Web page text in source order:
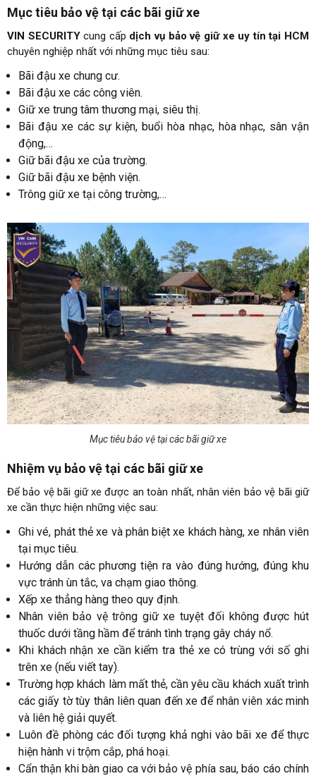
Mục tiêu bảo vệ tại các bãi giữ xe
VIN SECURITYcung cấp dịch vụ bảo vệ giữ xe uy tín tại HCM
chuyên nghiệp nhất với những mục tiêu sau:
Bãi đậu xe chung cư.
Bãi đậu xe các công viên.
Giữ xe trung tâm thương mại, siêu thị.
Bãi đậu xe các sự kiện, buổi hòa nhạc, hòa nhạc, sân vận
động,…
Giữ bãi đậu xe của trường.
Giữ bãi đậu xe bệnh viện.
Trông giữ xe tại công trường,…
Mục tiêu bảo vệ tại các bãi giữ xe
Nhiệm vụ bảo vệ tại các bãi giữ xe
Để bảo vệ bãi giữ xe được an toàn nhất, nhân viên bảo vệ bãi giữ
xe cần thực hiện những việc sau:
Ghi vé, phát thẻ xe và phân biệt xe khách hàng, xe nhân viên
tại mục tiêu.
Hướng dẫn các phương tiện ra vào đúng hướng, đúng khu
vực tránh ùn tắc, va chạm giao thông.
Xếp xe thẳng hàng theo quy định.
Nhân viên bảo vệ trông giữ xe tuyệt đối không được hút
thuốc dưới tầng hầm để tránh tình trạng gây cháy nổ.
Khi khách nhận xe cần kiểm tra thẻ xe có trùng với số ghi
trên xe (nếu viết tay).
Trường hợp khách làm mất thẻ, cần yêu cầu khách xuất trình
các giấy tờ tùy thân liên quan đến xe để nhân viên xác minh
và liên hệ giải quyết.
Luôn đề phòng các đối tượng khả nghi vào bãi xe để thực
hiện hành vi trộm cắp, phá hoại.
Cẩn thận khi bàn giao ca với bảo vệ phía sau, báo cáo chính